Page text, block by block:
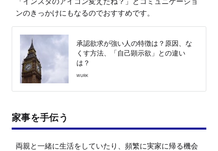
承認欲求が強い人の特徴は？原因、な
くす方法、「自己顕示欲」との違い
は？
WURK
家事を手伝う
両親と一緒に生活をしていたり、頻繁に実家に帰る機会